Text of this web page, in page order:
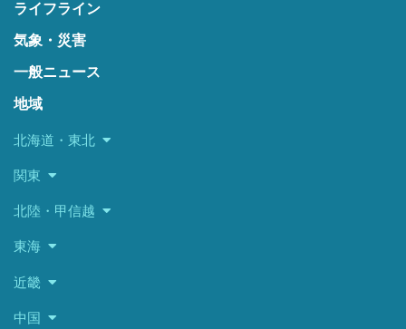
ライフライン
気象・災害
一般ニュース
地域
北海道・東北
関東
北陸・甲信越
東海
近畿
中国